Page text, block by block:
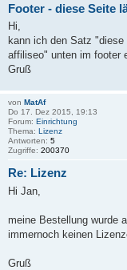
Footer - diese Seite
Hi,
kann ich den Satz
affiliseo" unten im footer
Gruß
von MatAf
Do 17. Dez 2015, 19:13
Forum: Einrichtung
Thema: Lizenz
Antworten: 5
Zugriffe: 200370
Re: Lizenz
Hi Jan,
meine Bestellung wurde
immernoch keinen
Gruß